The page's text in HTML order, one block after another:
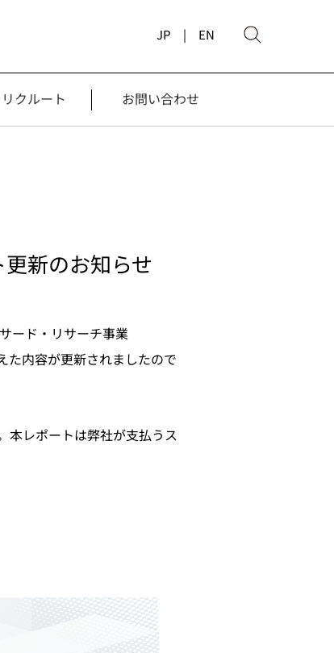
JP | EN
リクルート お問い合わせ
新のお知らせ
ード・リサーチ事業
た内容が更新されましたので
本レポートは弊社が支払うス